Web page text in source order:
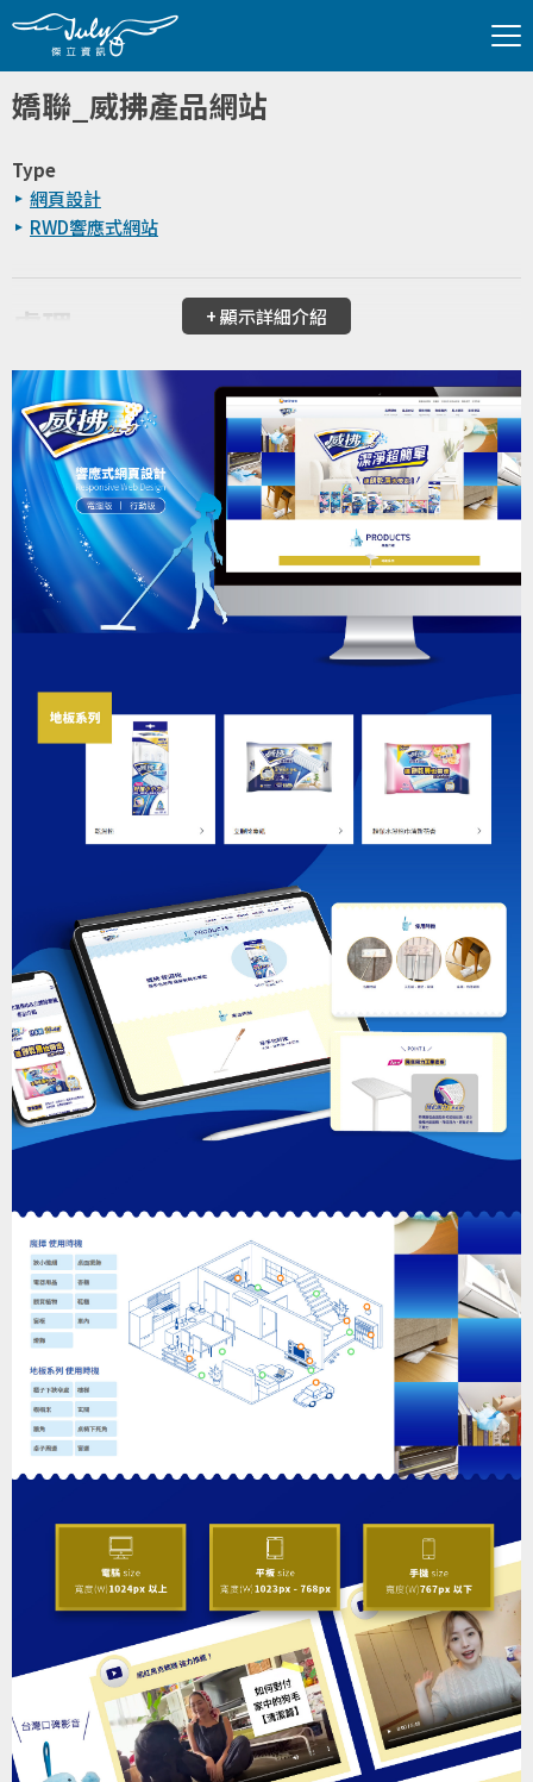
嬌聯_威拂產品網站
Type
網頁設計
RWD響應式網站
處理
UI/UX設計 傑立資訊-設計部
程式設計 傑立資訊-程設部
技術
前端開發
UI/UX設計
HTML+CSS+AJAX
PHP程式設計+MySQL
http://www.waveucc.com.tw/
< 返回列表頁
+ 顯示詳細介紹